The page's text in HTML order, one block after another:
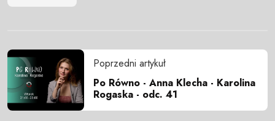
Poprzedni artykuł
Po Równo - Anna Klecha - Karolina
Rogaska - odc. 41